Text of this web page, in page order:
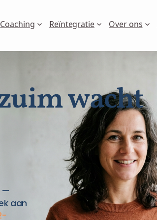
Coaching Reïntegratie Over ons
wacht
—
aan